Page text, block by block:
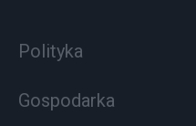
Polityka
Gospodarka